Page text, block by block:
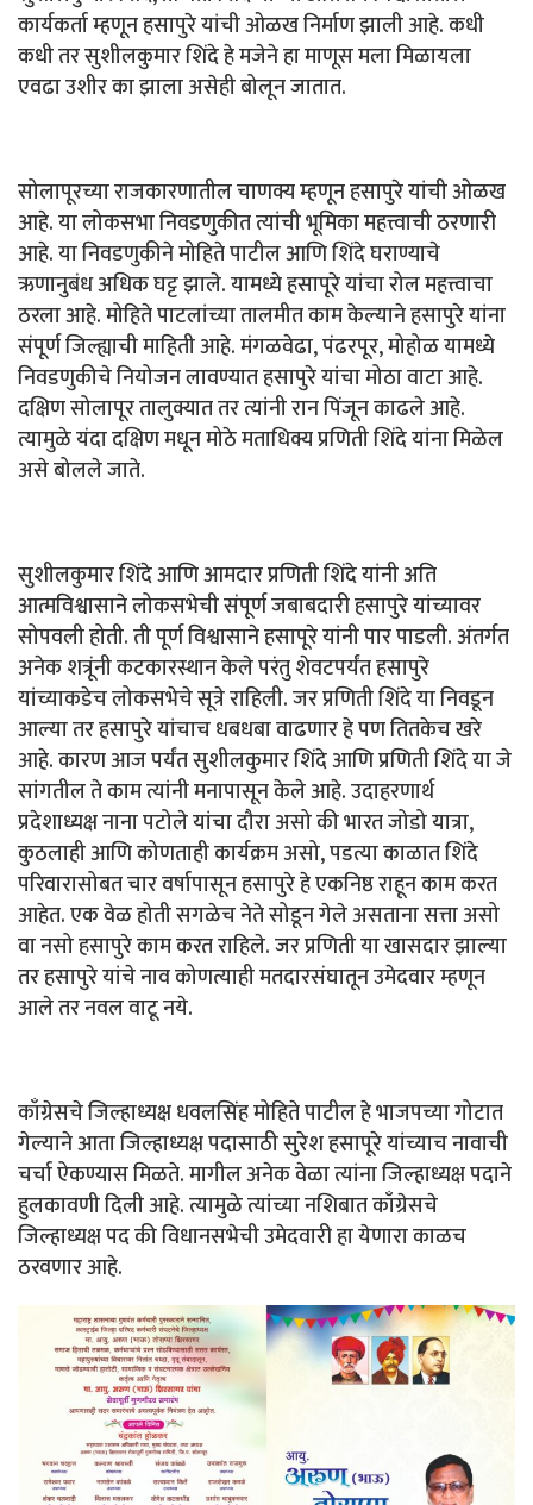
कार्यकर्ता म्हणून हसापुरे यांची ओळख निर्माण झाली आहे. कधी
कधी तर सुशीलकुमार शिंदे हे मजेने हा माणूस मला मिळायला
एवढा उशीर का झाला असेही बोलून जातात.
सोलापूरच्या राजकारणातील चाणक्य म्हणून हसापुरे यांची ओळख
आहे. या लोकसभा निवडणुकीत त्यांची भूमिका महत्त्वाची ठरणारी
आहे. या निवडणुकीने मोहिते पाटील आणि शिंदे घराण्याचे
ऋणानुबंध अधिक घट्ट झाले. यामध्ये हसापूरे यांचा रोल महत्त्वाचा
ठरला आहे. मोहिते पाटलांच्या तालमीत काम केल्याने हसापुरे यांना
संपूर्ण जिल्ह्याची माहिती आहे. मंगळवेढा, पंढरपूर, मोहोळ यामध्ये
निवडणुकीचे नियोजन लावण्यात हसापुरे यांचा मोठा वाटा आहे.
दक्षिण सोलापूर तालुक्यात तर त्यांनी रान पिंजून काढले आहे.
त्यामुळे यंदा दक्षिण मधून मोठे मताधिक्य प्रणिती शिंदे यांना मिळेल
असे बोलले जाते.
सुशीलकुमार शिंदे आणि आमदार प्रणिती शिंदे यांनी अति
आत्मविश्वासाने लोकसभेची संपूर्ण जबाबदारी हसापुरे यांच्यावर
सोपवली होती. ती पूर्ण विश्वासाने हसापूरे यांनी पार पाडली. अंतर्गत
अनेक शत्रूंनी कटकारस्थान केले परंतु शेवटपर्यंत हसापुरे
यांच्याकडेच लोकसभेचे सूत्रे राहिली. जर प्रणिती शिंदे या निवडून
आल्या तर हसापुरे यांचाच धबधबा वाढणार हे पण तितकेच खरे
आहे. कारण आज पर्यंत सुशीलकुमार शिंदे आणि प्रणिती शिंदे या जे
सांगतील ते काम त्यांनी मनापासून केले आहे. उदाहरणार्थ
प्रदेशाध्यक्ष नाना पटोले यांचा दौरा असो की भारत जोडो यात्रा,
कुठलाही आणि कोणताही कार्यक्रम असो, पडत्या काळात शिंदे
परिवारासोबत चार वर्षापासून हसापुरे हे एकनिष्ठ राहून काम करत
आहेत. एक वेळ होती सगळेच नेते सोडून गेले असताना सत्ता असो
वा नसो हसापुरे काम करत राहिले. जर प्रणिती या खासदार झाल्या
तर हसापुरे यांचे नाव कोणत्याही मतदारसंघातून उमेदवार म्हणून
आले तर नवल वाटू नये.
काँग्रेसचे जिल्हाध्यक्ष धवलसिंह मोहिते पाटील हे भाजपच्या गोटात
गेल्याने आता जिल्हाध्यक्ष पदासाठी सुरेश हसापूरे यांच्याच नावाची
चर्चा ऐकण्यास मिळते. मागील अनेक वेळा त्यांना जिल्हाध्यक्ष पदाने
हुलकावणी दिली आहे. त्यामुळे त्यांच्या नशिबात काँग्रेसचे
जिल्हाध्यक्ष पद की विधानसभेची उमेदवारी हा येणारा काळच
ठरवणार आहे.